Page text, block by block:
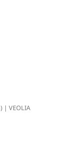
| VEOLIA